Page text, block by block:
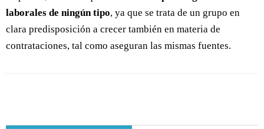
laborales de ningún tipo, ya que se trata de un grupo en
clara predisposición a crecer también en materia de
contrataciones, tal como aseguran las mismas fuentes.